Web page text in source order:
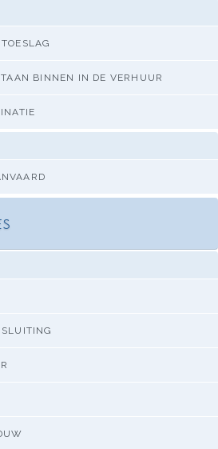
BINNEN IN DE VERHUUR